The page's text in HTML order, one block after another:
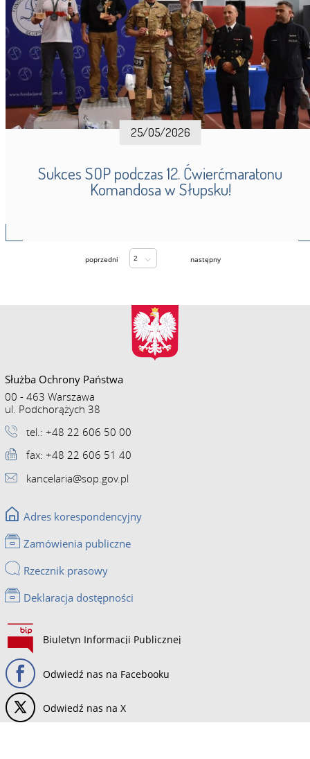
25/05/2026
Sukces SOP podczas 12. Ćwierćmaratonu
Komandosa w Słupsku!
poprzedni następny
Służba Ochrony Państwa
00 - 463 Warszawa
ul. Podchorążych 38
tel.: +48 22 606 50 00
fax: +48 22 606 51 40
kancelaria@sop.gov.pl
Adres korespondencyjny
Zamówienia publiczne
Rzecznik prasowy
Deklaracja dostępności
Biuletyn Informacji Publicznej
Odwiedź nas na Facebooku
Odwiedź nas na X